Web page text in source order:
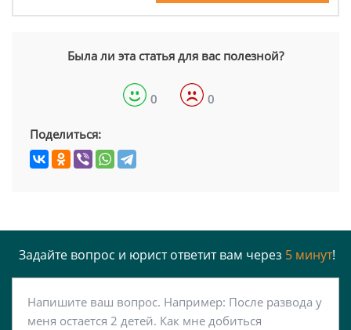
Была ли эта статья для вас полезной?
0 0
Поделиться:
Задайте вопрос и юрист ответит вам через 5 минут!